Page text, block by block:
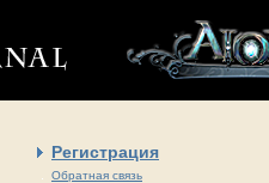
Регистрация
Обратная связь